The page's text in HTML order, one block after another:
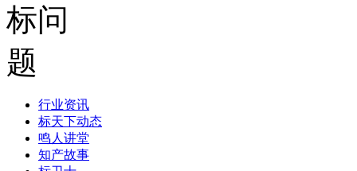
行业资讯
标天下动态
鸣人讲堂
知产故事